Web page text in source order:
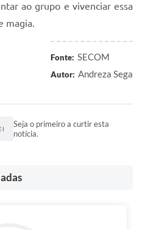
ao grupo e vivenciar essa
magia.
Fonte: SECOM
Autor: Andreza Sega
Seja o primeiro a curtir esta
notícia.